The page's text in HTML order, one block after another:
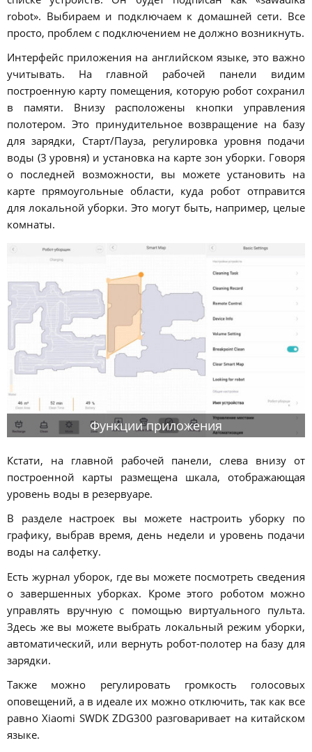
robot». Выбираем и подключаем к домашней сети. Все
просто, проблем с подключением не должно возникнуть.
Интерфейс приложения на английском языке, это важно
учитывать. На главной рабочей панели видим
построенную карту помещения, которую робот сохранил
в памяти. Внизу расположены кнопки управления
полотером. Это принудительное возвращение на базу
для зарядки, Старт/Пауза, регулировка уровня подачи
воды (3 уровня) и установка на карте зон уборки. Говоря
о последней возможности, вы можете установить на
карте прямоугольные области, куда робот отправится
для локальной уборки. Это могут быть, например, целые
комнаты.
Функции приложения
Кстати, на главной рабочей панели, слева внизу от
построенной карты размещена шкала, отображающая
уровень воды в резервуаре.
В разделе настроек вы можете настроить уборку по
графику, выбрав время, день недели и уровень подачи
воды на салфетку.
Есть журнал уборок, где вы можете посмотреть сведения
о завершенных уборках. Кроме этого роботом можно
управлять вручную с помощью виртуального пульта.
Здесь же вы можете выбрать локальный режим уборки,
автоматический, или вернуть робот-полотер на базу для
зарядки.
Также можно регулировать громкость голосовых
оповещений, а в идеале их можно отключить, так как все
равно Xiaomi SWDK ZDG300 разговаривает на китайском
языке.